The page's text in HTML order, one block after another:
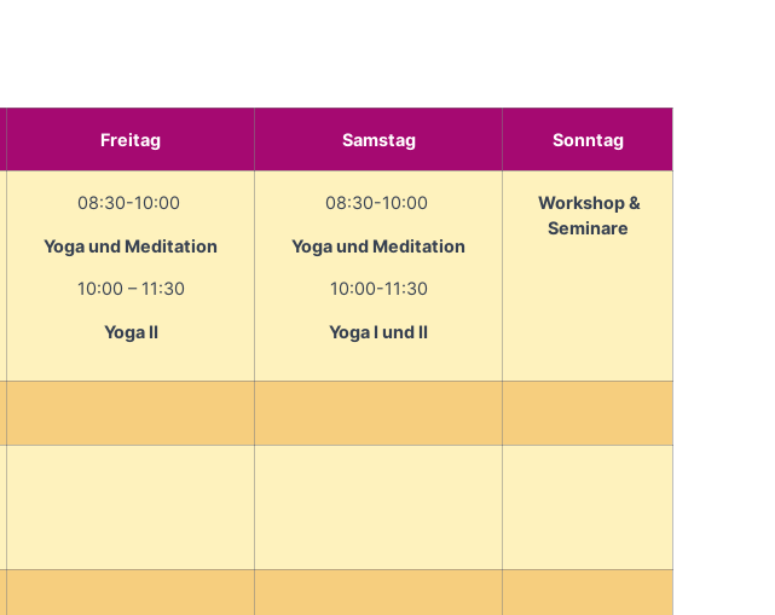
Freitag Samstag Sonntag
08:30-10:00
Yoga und Meditation
10:00 – 11:30
Yoga II
08:30-10:00
Yoga und Meditation
10:00-11:30
Yoga I und II
Workshop&
Seminare